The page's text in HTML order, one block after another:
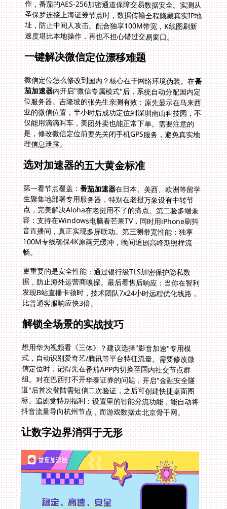
速度堪比本地操作，再也不担心错过交易窗口。
一键解决微信定位漂移难题
微信定位怎么修改到国内？核心在于网络环境伪装。在番
茄加速器内开启"微信专属模式"后，系统自动分配国内定
位服务器。吉隆坡的张先生亲测有效：原先显示在马来西
亚的微信位置，半小时后成功定位到深圳南山科技园，不
仅能用滴滴叫车，美团外卖也能正常下单。需要注意的
是，修改微信定位前要先关闭手机GPS服务，避免真实地
理信息泄露。
选对加速器的五大黄金标准
第一看节点覆盖：番茄加速器在日本、美西、欧洲等留学
生聚集地部署专用服务器，特别在老挝万象设有中转节
点，完美解决Aloha在老挝用不了的痛点。第二验多端兼
容：支持在Windows电脑看芒果TV，同时用iPhone刷抖
音直播间，真正实现多屏联动。第三测带宽性能：独享
100M专线确保4K原画无缓冲，晚间追剧高峰期照样流
畅。
更重要的是安全性能：通过银行级TLS加密保护隐私数
据，防止海外运营商嗅探。最后看售后响应：当你在智利
发现B站直播卡顿时，技术团队7x24小时远程优化线路，
比普通客服响应快3倍。
解锁全场景的实战技巧
想用华为视频看《三体》？建议选择"影音加速"专用模
式，自动识别爱奇艺/腾讯等平台特征流量。需要修改微
信定位时，记得先在番茄APP内切换至国内社交节点群
组。对在巴西打不开华泰证券的问题，开启"金融安全隧
道"后首次登陆需短信二次验证，之后可创建快捷桌面图
标。追剧党特别福利：设置里的智能分流功能，能自动将
抖音流量导向杭州节点，而游戏数据走北京骨干网。
让数字边界消弭于无形